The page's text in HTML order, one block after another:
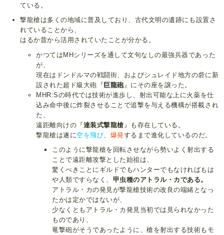
ている。
撃龍槍は多くの地域に普及しており、古代文明の遺跡にも設置さ
れていることから、
はるか昔から活用されていたことが分かる。
かつてはMHシリーズを通して文句なしの最強兵器であった
が、
現在はドンドルマの戦闘街、およびシュレイド地方の砦に新
設された超ド級大砲『巨龍砲』にその座を譲った。
MHR:Sの時代では技術が進歩し、射出可能な上に火薬を仕
込み命中後に炸裂させることで追撃を与える機構が搭載され
た、
遠距離向けの『連装式撃龍槍 』も存在している。
撃龍槍は遂に 空を飛び 爆発するまで進化しているのだ。
このように撃龍槍を回転させながら勢いよく射出する
ことで遠距離攻撃とした始祖は、
驚くべきことにギルドでもハンターでもなければもは
や人類ですらなく、 甲虫種のアトラル・カである。
アトラル・カの発見が撃龍槍技術の改良の端緒となっ
たかは定かではないが、
少なくともアトラル・カ発見当初では見られなかった
ものであり、
竜撃砲がそうであったように、槍を射出する技術もモ